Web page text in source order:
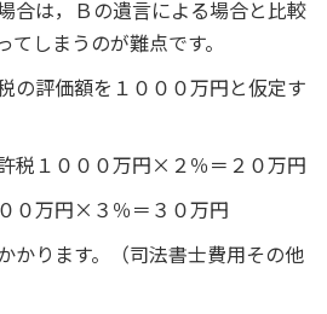
合は，Ｂの遺言による場合と比較
しまうのが難点です。
の評価額を１０００万円と仮定す
税１０００万円×２％＝２０万円
０万円×３％＝３０万円
かります。（司法書士費用その他